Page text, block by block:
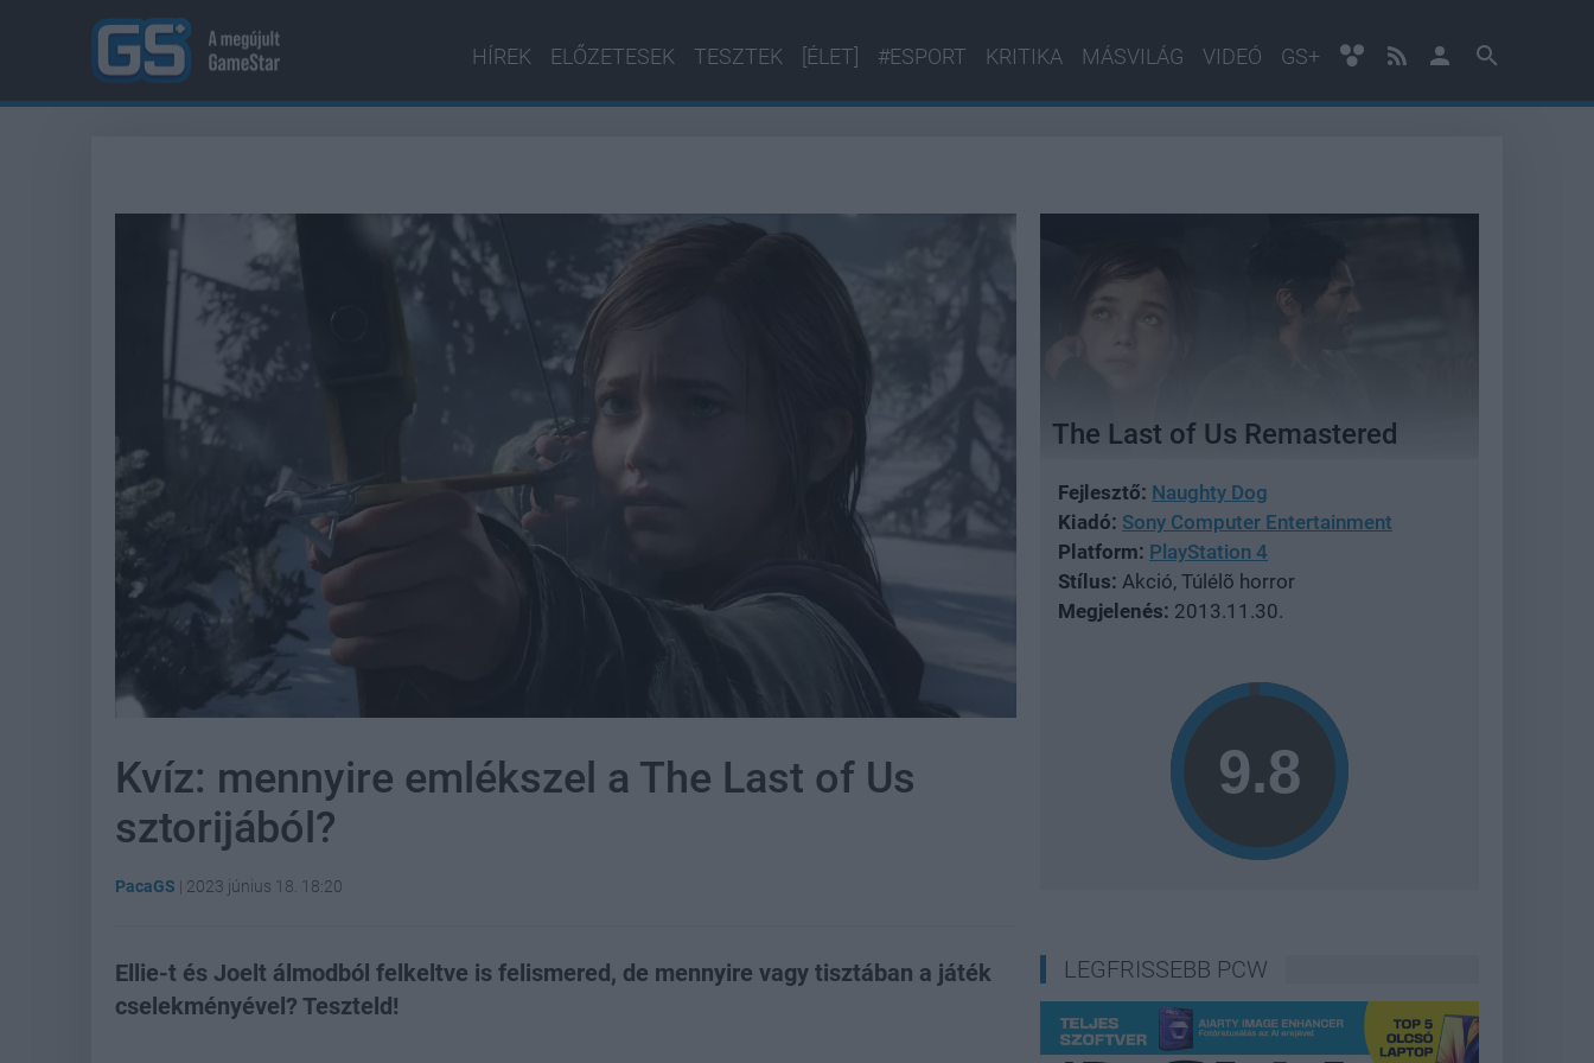
HÍREK ELŐZETESEK TESZTEK [ÉLET] #ESPORT KRITIKA MÁSVILÁG VIDEÓ GS+
Kvíz: mennyire emlékszel a The Last of Us
sztorijából?
PacaGS | 2023 június 18. 18:20
Ellie-t és Joelt álmodból felkeltve is felismered, de mennyire vagy tisztában a játék
cselekményével? Teszteld!
The Last of Us Remastered
Fejlesztő: Naughty Dog
Kiadó: Sony Computer Entertainment
Platform: PlayStation 4
Stílus: Akció, Túlélõ horror
Megjelenés: 2013.11.30.
LEGFRISSEBB PCW